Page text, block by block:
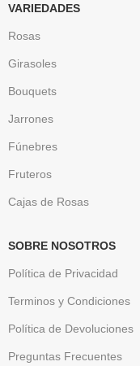
VARIEDADES
Rosas
Girasoles
Bouquets
Jarrones
Fúnebres
Fruteros
Cajas de Rosas
SOBRE NOSOTROS
Política de Privacidad
Terminos y Condiciones
Política de Devoluciones
Preguntas Frecuentes